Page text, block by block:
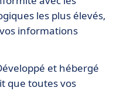
les plus élevés,
informations
et hébergé
que toutes vos